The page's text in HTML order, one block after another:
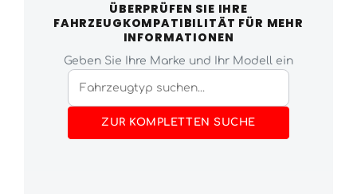
ÜBERPRÜFEN SIE IHRE
FAHRZEUGKOMPATIBILITÄT FÜR MEHR
INFORMATIONEN
Geben Sie Ihre Marke und Ihr Modell ein
ZUR KOMPLETTEN SUCHE